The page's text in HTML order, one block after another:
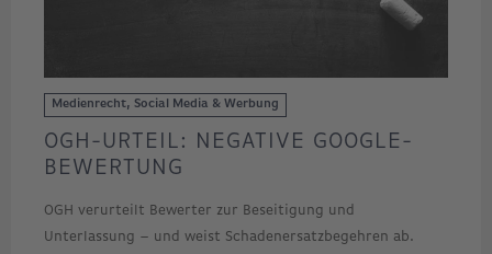
Medienrecht, Social Media & Werbung
OGH-URTEIL: NEGATIVE GOOGLE-
BEWERTUNG
OGH verurteilt Bewerter zur Beseitigung und
Unterlassung – und weist Schadenersatzbegehren ab.